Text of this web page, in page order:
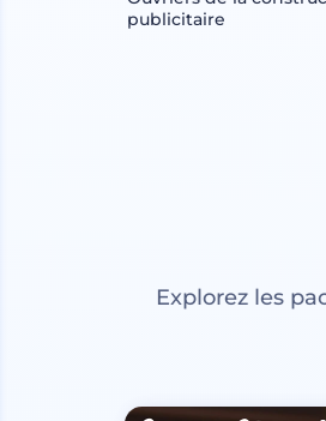
publicitaire
Explorez les